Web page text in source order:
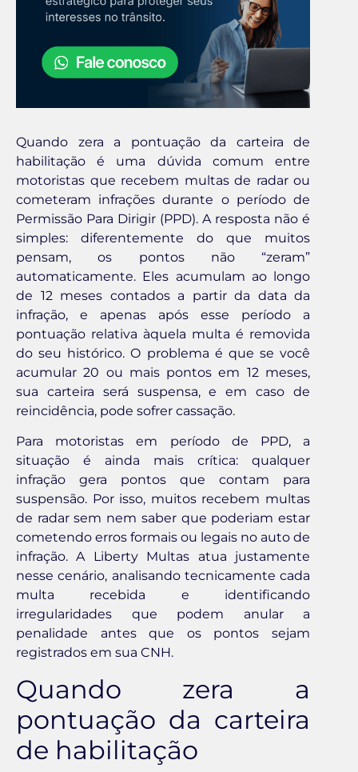
Quando zera a pontuação da carteira de
habilitação é uma dúvida comum entre
motoristas que recebem multas de radar ou
cometeram infrações durante o período de
Permissão Para Dirigir (PPD). A resposta não é
simples: diferentemente do que muitos
pensam, os pontos não “zeram”
automaticamente. Eles acumulam ao longo
de 12 meses contados a partir da data da
infração, e apenas após esse período a
pontuação relativa àquela multa é removida
do seu histórico. O problema é que se você
acumular 20 ou mais pontos em 12 meses,
sua carteira será suspensa, e em caso de
reincidência, pode sofrer cassação.
Para motoristas em período de PPD, a
situação é ainda mais crítica: qualquer
infração gera pontos que contam para
suspensão. Por isso, muitos recebem multas
de radar sem nem saber que poderiam estar
cometendo erros formais ou legais no auto de
infração. A Liberty Multas atua justamente
nesse cenário, analisando tecnicamente cada
multa recebida e identificando
irregularidades que podem anular a
penalidade antes que os pontos sejam
registrados em sua CNH.
Quando zera a
pontuação da carteira
de habilitação